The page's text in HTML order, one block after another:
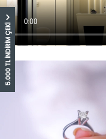
5.000 TL İNDİRİM ÇEKİ